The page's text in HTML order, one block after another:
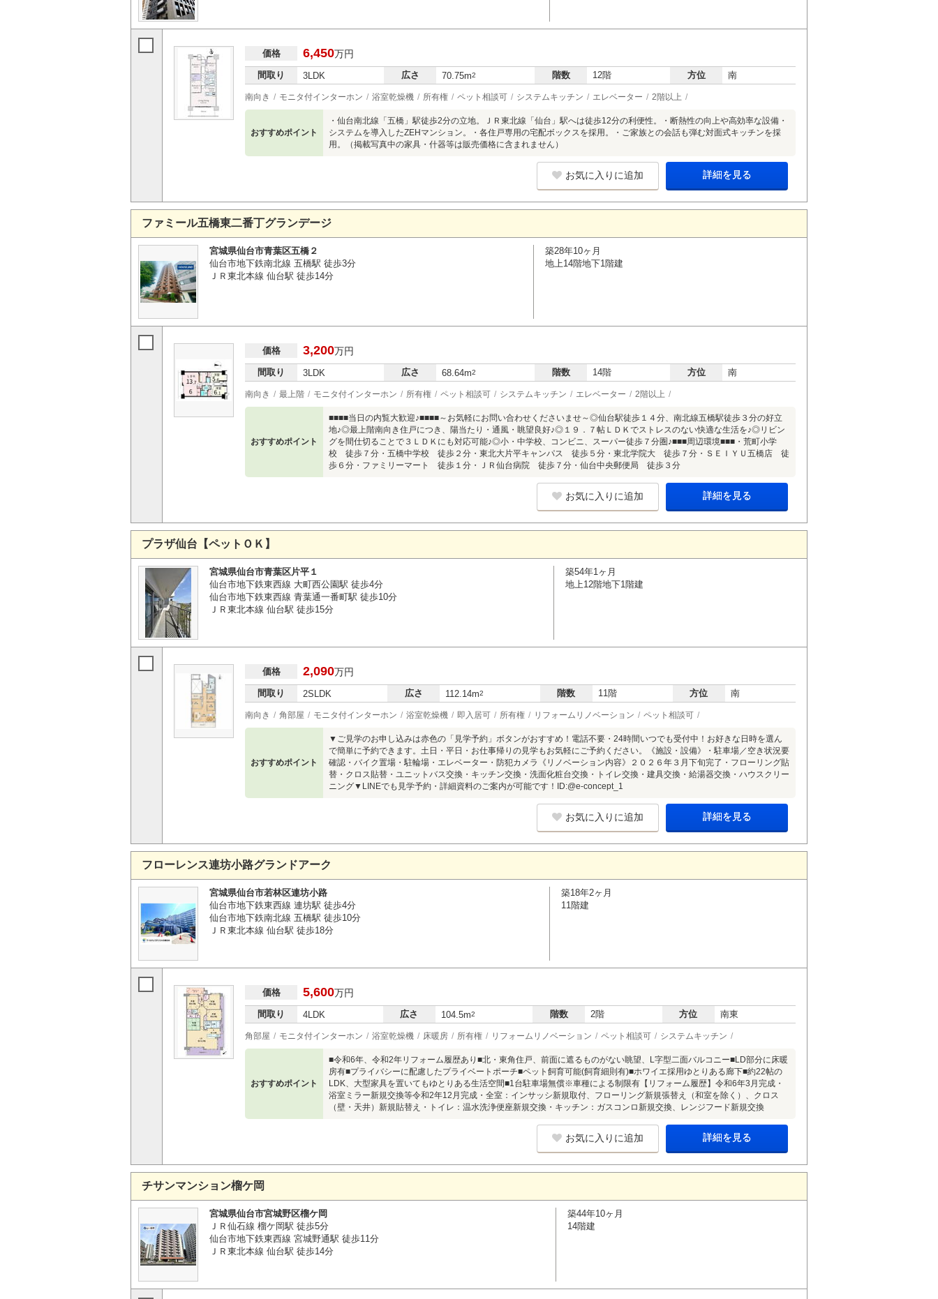
価格 6,450万円
間取り 3LDK 広さ 70.75m2 階数 12階 方位 南
南向き モニタ付インターホン 浴室乾燥機 所有権 ペット相談可 システムキッチン エレベーター 2階以上
おすすめポイント
・仙台南北線「五橋」駅徒歩2分の立地。ＪＲ東北線「仙台」駅へは徒歩12分の利便性。・断熱性の向上や高効率な設備・
システムを導入したZEHマンション。・各住戸専用の宅配ボックスを採用。・ご家族との会話も弾む対面式キッチンを採
用。（掲載写真中の家具・什器等は販売価格に含まれません）
お気に入りに追加 詳細を見る
ファミール五橋東二番丁グランデージ
宮城県仙台市青葉区五橋２
仙台市地下鉄南北線 五橋駅 徒歩3分
ＪＲ東北本線 仙台駅 徒歩14分
築28年10ヶ月
地上14階地下1階建
価格 3,200万円
間取り 3LDK 広さ 68.64m2 階数 14階 方位 南
南向き 最上階 モニタ付インターホン 所有権 ペット相談可 システムキッチン エレベーター 2階以上
おすすめポイント
■■■■当日の内覧大歓迎♪■■■■～お気軽にお問い合わせくださいませ～◎仙台駅徒歩１４分、南北線五橋駅徒歩３分の好立
地♪◎最上階南向き住戸につき、陽当たり・通風・眺望良好♪◎１９．７帖ＬＤＫでストレスのない快適な生活を♪◎リビン
グを間仕切ることで３ＬＤＫにも対応可能♪◎小・中学校、コンビニ、スーパー徒歩７分圏♪■■■周辺環境■■■・荒町小学
校 徒歩７分・五橋中学校 徒歩２分・東北大片平キャンパス 徒歩５分・東北学院大 徒歩７分・ＳＥＩＹＵ五橋店 徒
歩６分・ファミリーマート 徒歩１分・ＪＲ仙台病院 徒歩７分・仙台中央郵便局 徒歩３分
お気に入りに追加 詳細を見る
プラザ仙台【ペットＯＫ】
宮城県仙台市青葉区片平１
仙台市地下鉄東西線 大町西公園駅 徒歩4分
仙台市地下鉄東西線 青葉通一番町駅 徒歩10分
ＪＲ東北本線 仙台駅 徒歩15分
築54年1ヶ月
地上12階地下1階建
価格 2,090万円
間取り 2SLDK 広さ 112.14m2 階数 11階 方位 南
南向き 角部屋 モニタ付インターホン 浴室乾燥機 即入居可 所有権 リフォームリノベーション ペット相談可
おすすめポイント
▼ご見学のお申し込みは赤色の「見学予約」ボタンがおすすめ！電話不要・24時間いつでも受付中！お好きな日時を選ん
で簡単に予約できます。土日・平日・お仕事帰りの見学もお気軽にご予約ください。《施設・設備》・駐車場／空き状況要
確認・バイク置場・駐輪場・エレベーター・防犯カメラ《リノベーション内容》２０２６年３月下旬完了・フローリング貼
替・クロス貼替・ユニットバス交換・キッチン交換・洗面化粧台交換・トイレ交換・建具交換・給湯器交換・ハウスクリー
ニング▼LINEでも見学予約・詳細資料のご案内が可能です！ID:@e-concept_1
お気に入りに追加 詳細を見る
フローレンス連坊小路グランドアーク
宮城県仙台市若林区連坊小路
仙台市地下鉄東西線 連坊駅 徒歩4分
仙台市地下鉄南北線 五橋駅 徒歩10分
ＪＲ東北本線 仙台駅 徒歩18分
築18年2ヶ月
11階建
価格 5,600万円
間取り 4LDK 広さ 104.5m2 階数 2階 方位 南東
角部屋 モニタ付インターホン 浴室乾燥機 床暖房 所有権 リフォームリノベーション ペット相談可 システムキッチン
おすすめポイント
■令和6年、令和2年リフォーム履歴あり■北・東角住戸、前面に遮るものがない眺望、L字型二面バルコニー■LD部分に床暖
房有■プライバシーに配慮したプライベートポーチ■ペット飼育可能(飼育細則有)■ホワイエ採用ゆとりある廊下■約22帖の
LDK、大型家具を置いてもゆとりある生活空間■1台駐車場無償※車種による制限有【リフォーム履歴】令和6年3月完成・
浴室ミラー新規交換等令和2年12月完成・全室：インサッシ新規取付、フローリング新規張替え（和室を除く）、クロス
（壁・天井）新規貼替え・トイレ：温水洗浄便座新規交換・キッチン：ガスコンロ新規交換、レンジフード新規交換
お気に入りに追加 詳細を見る
チサンマンション榴ケ岡
宮城県仙台市宮城野区榴ケ岡
ＪＲ仙石線 榴ケ岡駅 徒歩5分
仙台市地下鉄東西線 宮城野通駅 徒歩11分
ＪＲ東北本線 仙台駅 徒歩14分
築44年10ヶ月
14階建